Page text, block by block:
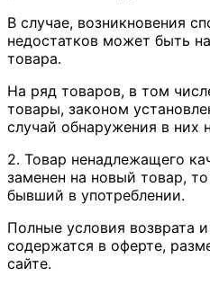
В случае, возникновения
недостатков может быть
товара.
На ряд товаров, в том
товары, законом
случай обнаружения в них
2. Товар ненадлежащего
заменен на новый товар,
бывший в употреблении.
Полные условия возврата
содержатся в оферте,
сайте.